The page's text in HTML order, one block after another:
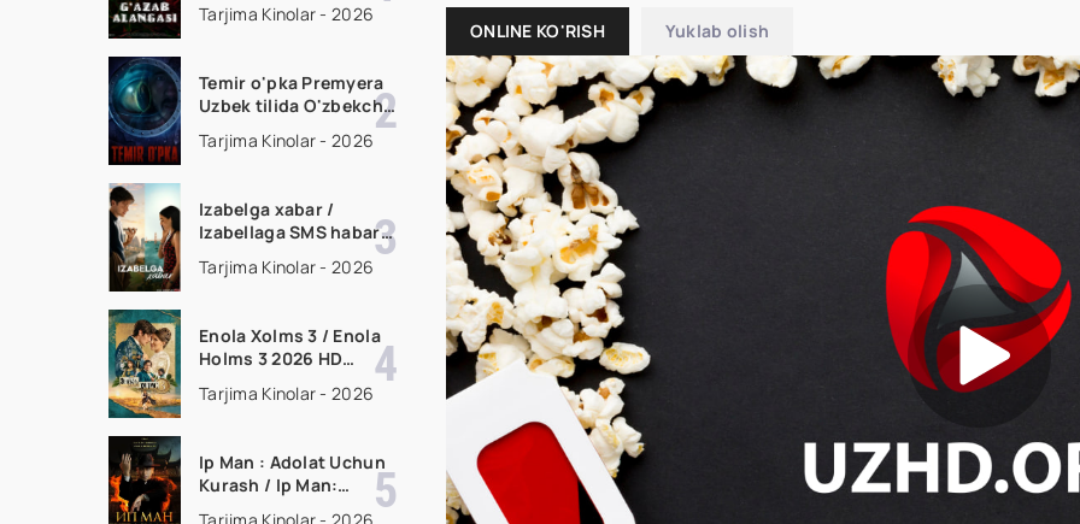
filmi Uzbek tilida 2026
Tarjima Kinolar - 2026
Temir o'pka Premyera
Uzbek tilida O'zbekcha
2026 tarjima kino Full
HD tas-ix skachat
Tarjima Kinolar - 2026
Izabelga xabar /
Izabellaga SMS habar
Premyera 2026 Uzbek
tilida O'zbekcha
Tarjima Kinolar - 2026
Enola Xolms 3 / Enola
Holms 3 2026 HD
kino tas-ix skachat
Tarjima Kinolar - 2026
Ip Man : Adolat Uchun
Kurash / Ip Man:
Klanlar Jangi / Buyuk
Tarjima Kinolar - 2026
ONLINE KO'RISH Yuklab olish